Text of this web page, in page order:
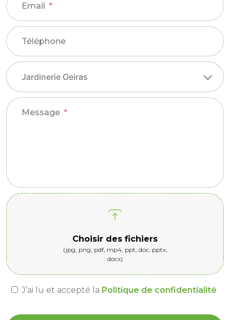
Email
Téléphone
Message
Choisir des fichiers
J’ai lu et accepté la Politique de confidentialité